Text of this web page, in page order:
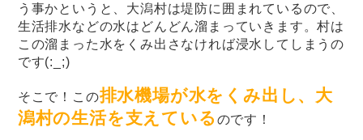
う事かというと、大潟村は堤防に囲まれているので、
生活排水などの水はどんどん溜まっていきます。村は
この溜まった水をくみ出さなければ浸水してしまうの
です(:_;)
そこで！この排水機場が水をくみ出し、大
潟村の生活を支えている のです！